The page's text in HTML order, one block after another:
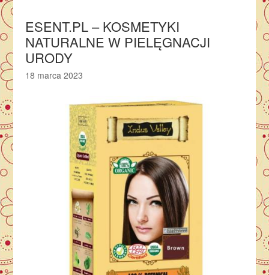
ESENT.PL – KOSMETYKI
NATURALNE W PIELĘGNACJI
URODY
18 marca 2023